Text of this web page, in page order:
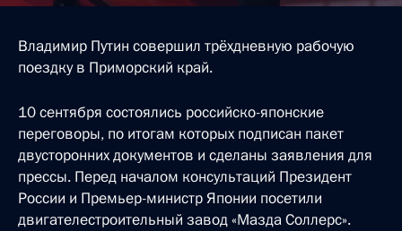
Владимир Путин совершил трёхдневную рабочую
поездку в Приморский край.
10 сентября состоялись российско-японские
переговоры, по итогам которых подписан пакет
двусторонних документов и сделаны заявления для
прессы. Перед началом консультаций Президент
России и Премьер-министр Японии посетили
двигателестроительный завод «Мазда Соллерс».